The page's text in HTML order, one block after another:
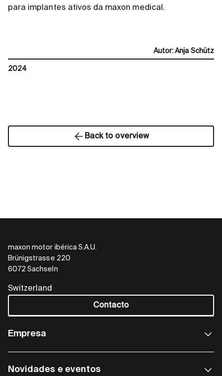
para implantes ativos da maxon medical.
Autor: Anja Schütz
2024
Back to overview
maxon motor ibérica S.A.U.
Brünigstrasse 220
6072 Sachseln
Switzerland
Contacto
Empresa
Novidades e eventos